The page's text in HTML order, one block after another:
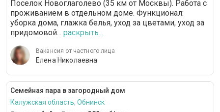
Поселок Новоглаголево (35 км от Москвы). Работа с
проживанием в отдельном доме. Функционал:
уборка дома, глажка белья, уход за цветами, уход за
придомовой... раскрыть...
Вакансия от частного лица
Елена Николаевна
Семейная пара в загородный дом
Калужская область, Обнинск